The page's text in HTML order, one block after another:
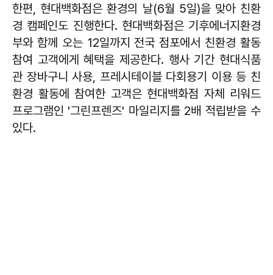
한편, 현대백화점은 환경의 날(6월 5일)을 맞아 친환
경 캠페인도 진행한다. 현대백화점은 기후에너지환경
부와 함께 오는 12일까지 전국 점포에서 친환경 활동
참여 고객에게 혜택을 제공한다. 행사 기간 현대식품
관 장바구니 사용, 프레시테이블 다회용기 이용 등 친
환경 활동에 참여한 고객은 현대백화점 자체 리워드
프로그램인 '그린프렌즈' 마일리지를 2배 적립받을 수
있다.